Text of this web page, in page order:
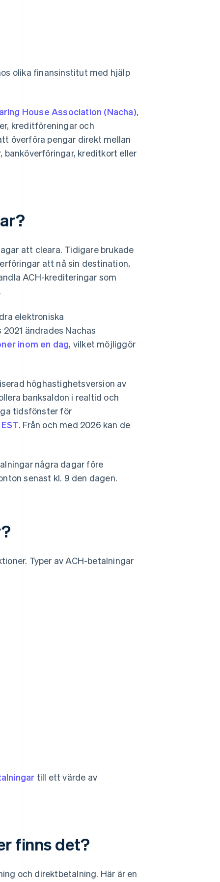
olika finansinstitut med hjälp
House Association (Nacha),
kreditföreningar och
överföra pengar direkt mellan
banköverföringar, kreditkort eller
att cleara. Tidigare brukade
att nå sin destination,
ACH-krediteringar som
elektroniska
ändrades Nachas
inom en dag, vilket möjliggör
höghastighetsversion av
banksaldon i realtid och
tidsfönster för
. Från och med 2026 kan de
några dagar före
senast kl. 9 den dagen.
Typer av ACH-betalningar
till ett värde av
finns det?
och direktbetalning. Här är en